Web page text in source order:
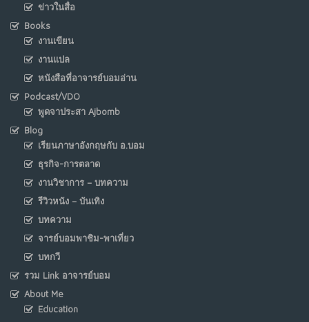
ข่าวในสื่อ
Books
งานเขียน
งานแปล
หนังสือที่อาจารย์บอมอ่าน
Podcast/VDO
พูดจาประสา Ajbomb
Blog
เรียนภาษาอังกฤษกับ อ.บอม
ธุรกิจ-การตลาด
งานวิชาการ – บทความ
รีวิวหนัง – บันเทิง
บทความ
จารย์บอมพาชิม-พาเที่ยว
บทกวี
รวม Link อาจารย์บอม
About Me
Education